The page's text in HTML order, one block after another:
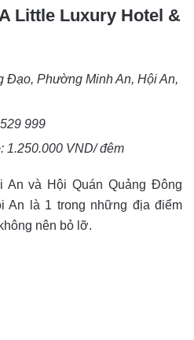
Little Luxury Hotel &
Đạo, Phường Minh An, Hội An,
999
1.250.000 VND/ đêm
An và Hội Quán Quảng Đông
An là 1 trong những địa điểm
nên bỏ lỡ.